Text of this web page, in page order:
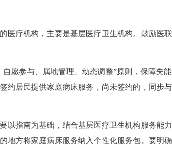
医疗机构，主要是基层医疗卫生机构。鼓励医
愿参与、属地管理、动态调整”原则，保障失
约居民提供家庭病床服务，尚未签约的，同步
以指南为基础，结合基层医疗卫生机构服务能
地方将家庭病床服务纳入个性化服务包。要明